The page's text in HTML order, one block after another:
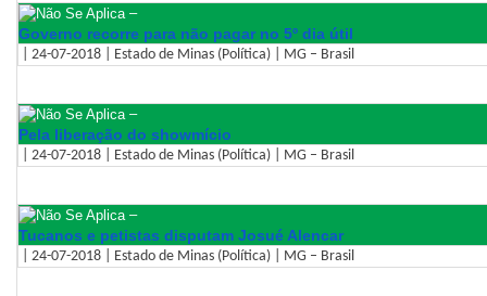
–
Governo recorre para não pagar no 5º dia útil
| 24-07-2018 | Estado de Minas (Política) | MG – Brasil
–
Pela liberação do showmício
| 24-07-2018 | Estado de Minas (Política) | MG – Brasil
–
Tucanos e petistas disputam Josué Alencar
| 24-07-2018 | Estado de Minas (Política) | MG – Brasil